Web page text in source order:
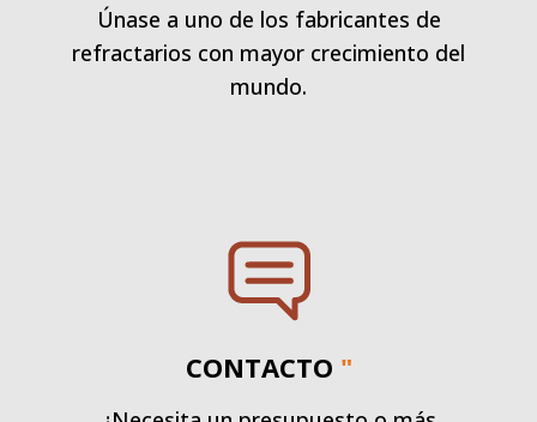
Únase a uno de los fabricantes de
refractarios con mayor crecimiento del
mundo.
CONTACTO "